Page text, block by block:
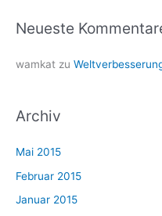
Neueste
wamkat zu
Archiv
Mai 2015
Februar 2015
Januar 2015